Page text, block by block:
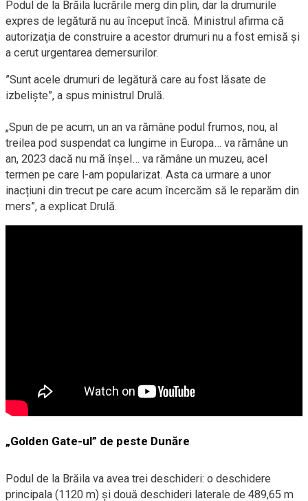
Podul de la Brăila lucrările merg din plin, dar la drumurile
expres de legătură nu au început încă. Ministrul afirma că
autorizaţia de construire a acestor drumuri nu a fost emisă şi
a cerut urgentarea demersurilor.
”Sunt acele drumuri de legătură care au fost lăsate de
izbeliște”, a spus ministrul Drulă.
„Spun de pe acum, un an va rămâne podul frumos, nou, al
treilea pod suspendat ca lungime in Europa… va rămâne un
an, 2023 dacă nu mă înșel… va rămâne un muzeu, acel
termen pe care l-am popularizat. Asta ca urmare a unor
inacțiuni din trecut pe care acum încercăm să le reparăm din
mers”, a explicat Drulă.
„Golden Gate-ul” de peste Dunăre
Podul de la Brăila va avea trei deschideri: o deschidere
principala (1120 m) și două deschideri laterale de 489,65 m